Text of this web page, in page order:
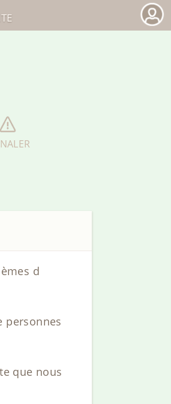
d
personnes
que nous